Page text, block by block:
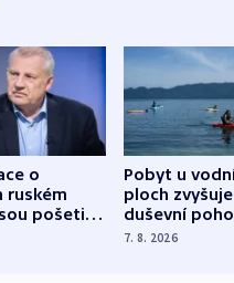
o
ruském
pošetilé,
Pobyt u
ploch zvyšuje
duševní
ukázala
7. 8. 2026